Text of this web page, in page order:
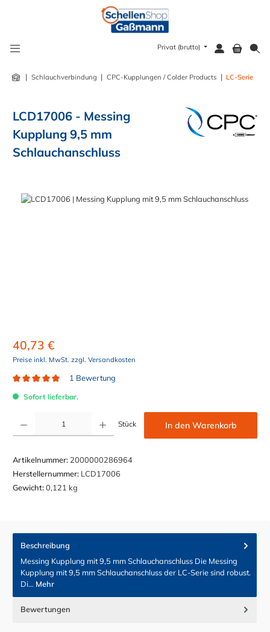
Privat (brutto)
| Schlauchverbindung | CPC-Kupplungen / Colder Products | LC-Serie
LCD17006 - Messing
Kupplung 9,5 mm
Schlauchanschluss
Bildergalerie überspringen
40,73 €
Preise inkl. MwSt. zzgl. Versandkosten
1 Bewertung
Sofort lieferbar.
Produkt Anzahl: Gib den gewünschten Wert ein oder benutze die Schaltflächen um die Anzahl
Stück In den Warenkorb
Artikelnummer: 2000000286964
Herstellernummer: LCD17006
Gewicht:0,121 kg
Beschreibung
Messing Kupplung mit 9,5 mm Schlauchanschluss Die Messing
Kupplung mit 9,5 mm Schlauchanschluss der LC-Serie sind robust.
Di… Mehr
Bewertungen